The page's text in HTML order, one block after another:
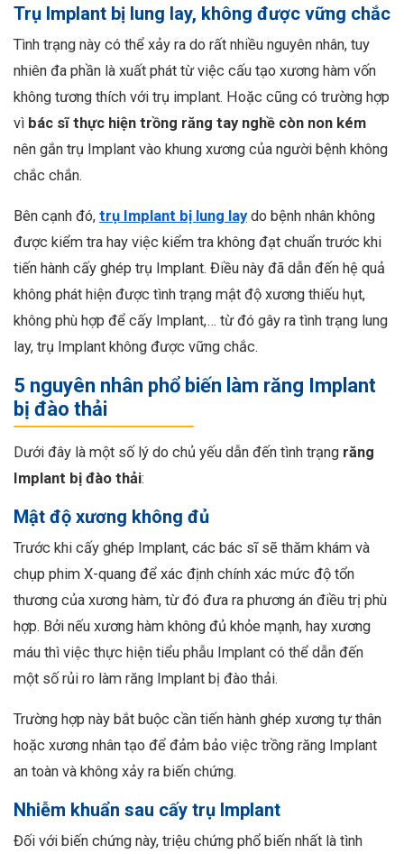
Trụ Implant bị lung lay, không được vững chắc
Tình trạng này có thể xảy ra do rất nhiều nguyên nhân, tuy
nhiên đa phần là xuất phát từ việc cấu tạo xương hàm vốn
không tương thích với trụ implant. Hoặc cũng có trường hợp
vì bác sĩ thực hiện trồng răng tay nghề còn non kém
nên gắn trụ Implant vào khung xương của người bệnh không
chắc chắn.
Bên cạnh đó, trụ Implant bị lung laydo bệnh nhân không
được kiểm tra hay việc kiểm tra không đạt chuẩn trước khi
tiến hành cấy ghép trụ Implant. Điều này đã dẫn đến hệ quả
không phát hiện được tình trạng mật độ xương thiếu hụt,
không phù hợp để cấy Implant,… từ đó gây ra tình trạng lung
lay, trụ Implant không được vững chắc.
5 nguyên nhân phổ biến làm răng Implant
bị đào thải
Dưới đây là một số lý do chủ yếu dẫn đến tình trạng răng
Implant bị đào thải:
Mật độ xương không đủ
Trước khi cấy ghép Implant, các bác sĩ sẽ thăm khám và
chụp phim X-quang để xác định chính xác mức độ tổn
thương của xương hàm, từ đó đưa ra phương án điều trị phù
hợp. Bởi nếu xương hàm không đủ khỏe mạnh, hay xương
máu thì việc thực hiện tiểu phẫu Implant có thể dẫn đến
một số rủi ro làm răng Implant bị đào thải.
Trường hợp này bắt buộc cần tiến hành ghép xương tự thân
hoặc xương nhân tạo để đảm bảo việc trồng răng Implant
an toàn và không xảy ra biến chứng.
Nhiễm khuẩn sau cấy trụ Implant
Đối với biến chứng này, triệu chứng phổ biến nhất là tình